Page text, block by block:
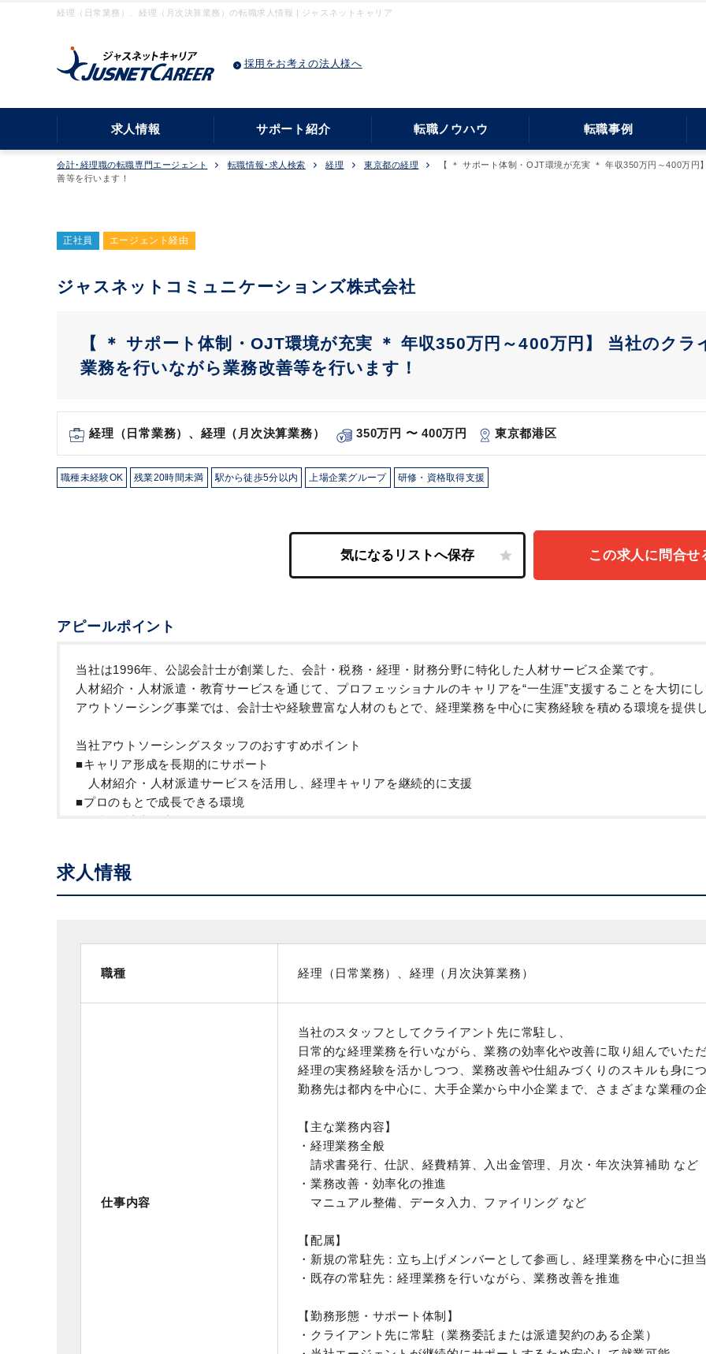
経理（日常業務）、経理（月次決算業務）の転職求人情報 | ジャスネットキャリア
採用をお考えの法人様へ
求人情報 サポート紹介 転職ノウハウ 転職事例
会計･経理職の転職専門エージェント 転職情報･求人検索 経理 東京都の経理
【 ＊ サポート体制・OJT環境が充実 ＊ 年収350万円～400万
善等を行います！
正社員 エージェント経由
ジャスネットコミュニケーションズ株式会社
【 ＊ サポート体制・OJT環境が充実 ＊ 年収350万円～400万円】 当社のク
業務を行いながら業務改善等を行います！
経理（日常業務）、経理（月次決算業務） 350万円 〜 400万円 東京都港区
職種未経験OK 残業20時間未満 駅から徒歩5分以内 上場企業グループ 研修・資格取得支援
この求人に問合せ
アピールポイント
当社は1996年、公認会計士が創業した、会計・税務・経理・財務分野に特化した人材サービス企業です。
人材紹介・人材派遣・教育サービスを通じて、プロフェッショナルのキャリアを“一生涯”支援することを大切にし
アウトソーシング事業では、会計士や経験豊富な人材のもとで、経理業務を中心に実務経験を積める環境を提供し
当社アウトソーシングスタッフのおすすめポイント
■キャリア形成を長期的にサポート
人材紹介・人材派遣サービスを活用し、経理キャリアを継続的に支援
■プロのもとで成長できる環境
【働き方について】
・派遣先、アウトソーシング先によって勤務時間、出社日時、在宅勤務の有無など異なります
求人情報
職種 経理（日常業務）、経理（月次決算業務）
仕事内容
当社のスタッフとしてクライアント先に常駐し、
日常的な経理業務を行いながら、業務の効率化や改善に取り組んでいただ
経理の実務経験を活かしつつ、業務改善や仕組みづくりのスキルも身に
勤務先は都内を中心に、大手企業から中小企業まで、さまざまな業種の企
【主な業務内容】
・経理業務全般
請求書発行、仕訳、経費精算、入出金管理、月次・年次決算補助 など
・業務改善・効率化の推進
マニュアル整備、データ入力、ファイリング など
【配属】
・新規の常駐先：立ち上げメンバーとして参画し、経理業務を中心に担当
・既存の常駐先：経理業務を行いながら、業務改善を推進
【勤務形態・サポート体制】
・クライアント先に常駐（業務委託または派遣契約のある企業）